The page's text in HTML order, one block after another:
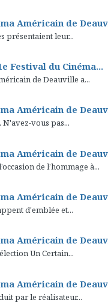
Américain de
présentaient leur...
Festival du Cinéma...
de Deauville a...
Américain de
vous pas...
Américain de
de l’hommage à...
Américain de
d'emblée et...
Américain de
Un Certain...
Américain de
par le réalisateur...